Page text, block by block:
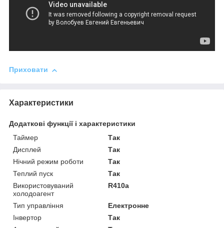
Приховати
Характеристики
Додаткові функції і характеристики
Таймер
Так
Дисплей
Так
Нічний режим роботи
Так
Теплий пуск
Так
Використовуваний
холодоагент
R410a
Тип управління
Електронне
Інвертор
Так